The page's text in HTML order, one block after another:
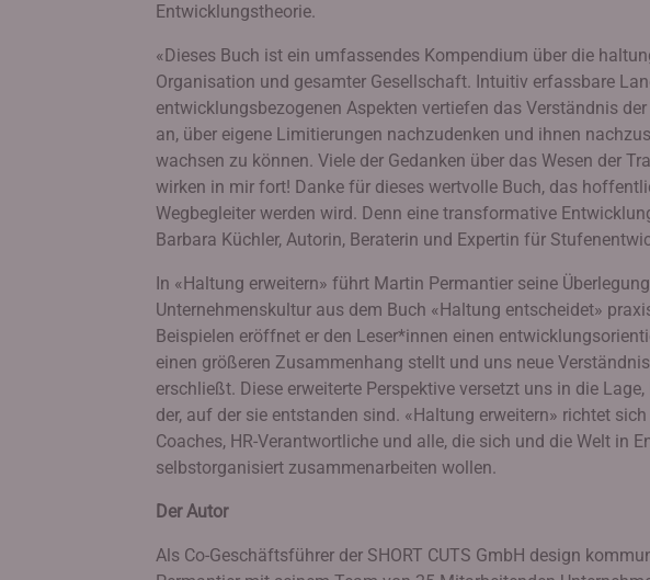
Entwicklungstheorie.
«Dieses Buch ist ein umfassendes Kompendium über die
Organisation und gesamter Gesellschaft. Intuitiv erfassbare
entwicklungsbezogenen Aspekten vertiefen das Verständnis
an, über eigene Limitierungen nachzudenken und ihnen
wachsen zu können. Viele der Gedanken über das Wesen der
wirken in mir fort! Danke für dieses wertvolle Buch, das
Wegbegleiter werden wird. Denn eine transformative
Barbara Küchler, Autorin, Beraterin und Expertin für
In «Haltung erweitern» führt Martin Permantier seine
Unternehmenskultur aus dem Buch «Haltung entscheidet»
Beispielen eröffnet er den Leser*innen einen
einen größeren Zusammenhang stellt und uns neue
erschließt. Diese erweiterte Perspektive versetzt uns in die
der, auf der sie entstanden sind. «Haltung erweitern» richtet
Coaches, HR-Verantwortliche und alle, die sich und die Welt in
selbstorganisiert zusammenarbeiten wollen.
Der Autor
Als Co-Geschäftsführer der SHORT CUTS GmbH design